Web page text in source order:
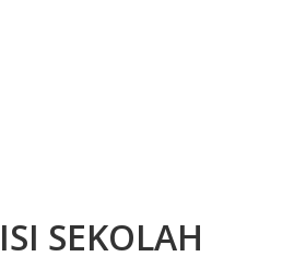
SEKOLAH